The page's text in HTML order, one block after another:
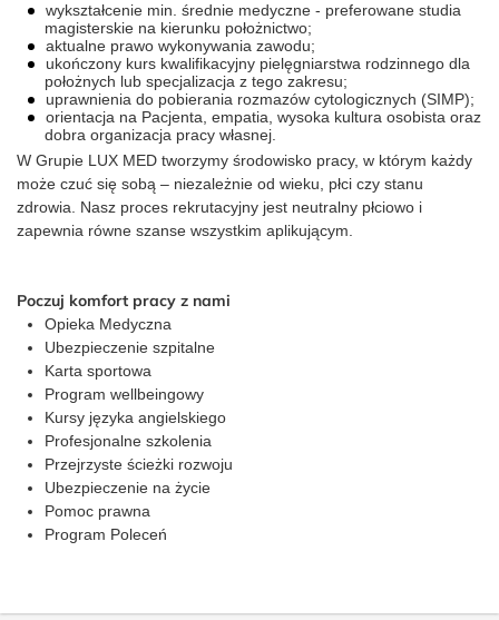
wykształcenie min. średnie medyczne - preferowane studia
magisterskie na kierunku położnictwo;
aktualne prawo wykonywania zawodu;
ukończony kurs kwalifikacyjny pielęgniarstwa rodzinnego dla
położnych lub specjalizacja z tego zakresu;
uprawnienia do pobierania rozmazów cytologicznych (SIMP);
orientacja na Pacjenta, empatia, wysoka kultura osobista oraz
dobra organizacja pracy własnej.
W Grupie LUX MED tworzymy środowisko pracy, w którym każdy
może czuć się sobą – niezależnie od wieku, płci czy stanu
zdrowia. Nasz proces rekrutacyjny jest neutralny płciowo i
zapewnia równe szanse wszystkim aplikującym.
Poczuj komfort pracy z nami
Opieka Medyczna
Ubezpieczenie szpitalne
Karta sportowa
Program wellbeingowy
Kursy języka angielskiego
Profesjonalne szkolenia
Przejrzyste ścieżki rozwoju
Ubezpieczenie na życie
Pomoc prawna
Program Poleceń